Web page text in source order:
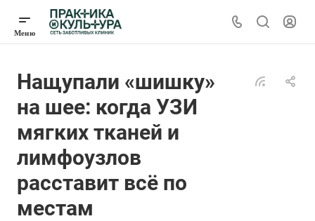
Нащупали «шишку»
на шее: когда УЗИ
мягких тканей и
лимфоузлов
расставит всё по
местам